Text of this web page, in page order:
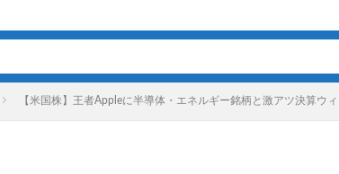
【米国株】王者Appleに半導体・エネルギー銘柄と激アツ決算